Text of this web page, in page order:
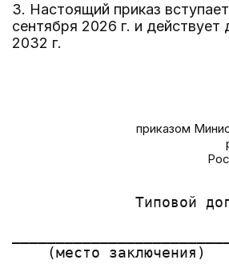
3. Настоящий приказ вступает
сентября 2026 г. и действует
2032 г.
приказом
Типовой
    (место заключения)